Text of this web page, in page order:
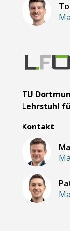
TU
Lehrstuhl
Kontakt